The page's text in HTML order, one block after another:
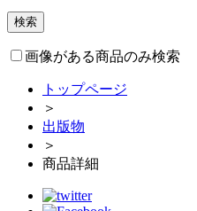
画像がある商品のみ検索
トップページ
＞
出版物
＞
商品詳細